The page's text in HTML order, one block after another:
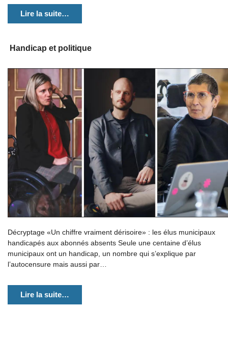
Lire la suite…
Handicap et politique
Décryptage «Un chiffre vraiment dérisoire» : les élus municipaux
handicapés aux abonnés absents Seule une centaine d’élus
municipaux ont un handicap, un nombre qui s’explique par
l’autocensure mais aussi par…
Lire la suite…